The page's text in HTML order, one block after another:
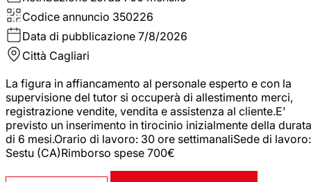
Codice annuncio 350226
Data di pubblicazione 7/8/2026
Città Cagliari
La figura in affiancamento al personale esperto e con la
supervisione del tutor si occuperà di allestimento merci,
registrazione vendite, vendita e assistenza al cliente.E'
previsto un inserimento in tirocinio inizialmente della durata
di 6 mesi.Orario di lavoro: 30 ore settimanaliSede di lavoro:
Sestu (CA)Rimborso spese 700€